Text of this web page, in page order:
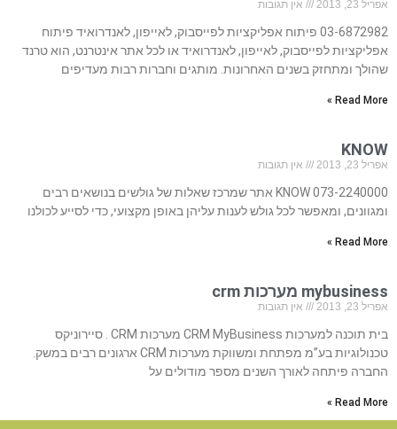
אפריל 23, 2013 אין תגובות
03-6872982 פיתוח אפליקציות לפייסבוק, לאייפון, לאנדרואיד פיתוח
אפליקציות לפייסבוק, לאייפון, לאנדרואיד או לכל אתר אינטרנט, הוא טרנד
שהולך ומתחזק בשנים האחרונות. מותגים וחברות רבות מעדיפים
Read More »
KNOW
אפריל 23, 2013 אין תגובות
073-2240000 KNOW אתר שמרכז שאלות של גולשים בנושאים רבים
ומגוונים, ומאפשר לכל גולש לענות עליהן באופן מקצועי, כדי לסייע לכולנו
Read More »
mybusiness מערכות crm
אפריל 23, 2013 אין תגובות
בית תוכנה למערכות CRM MyBusiness מערכות CRM . סיירוניקס
טכנולוגיות בע”מ מפתחת ומשווקת מערכות CRM ארגונים רבים במשק.
החברה פיתחה לאורך השנים מספר מודולים על
Read More »